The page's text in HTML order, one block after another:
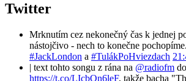
Twitter
Mrknutím cez nekonečný čas k jednej
nástojčivo - nech to konečne
#JackLondon a #TulákPoHviezdach
| text tohto songu z rána na @radiofm
https://t.co/LIcbOn6leF, takže bacha